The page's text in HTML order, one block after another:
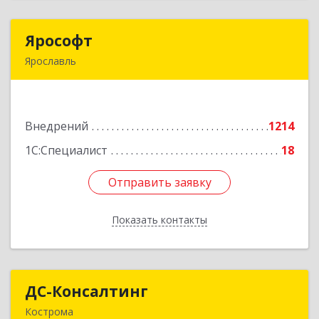
Ярософт
Ярославль
Внедрений
1214
1С:Специалист
18
Отправить заявку
Показать контакты
Подробнее
Отправить заявку
Назад
ДС-Консалтинг
Кострома